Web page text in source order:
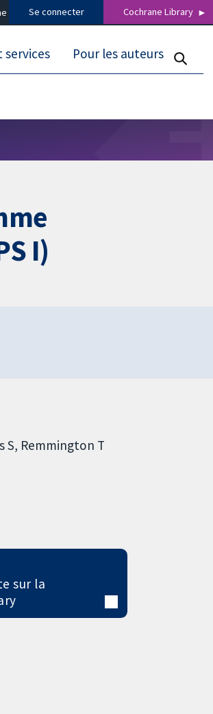
Se connecter Cochrane Library
services Pour les auteurs
I)
S Remmington T
sur la